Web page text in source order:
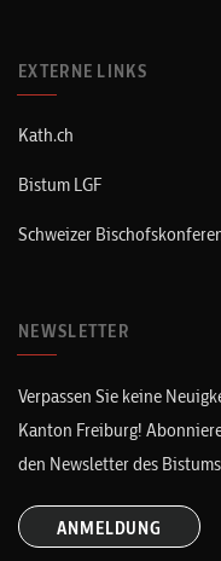
EXTERNE LINKS
Kath.ch
Bistum LGF
Schweizer
NEWSLETTER
Verpassen Sie keine
Kanton Freiburg!
den Newsletter des
ANMELDUNG